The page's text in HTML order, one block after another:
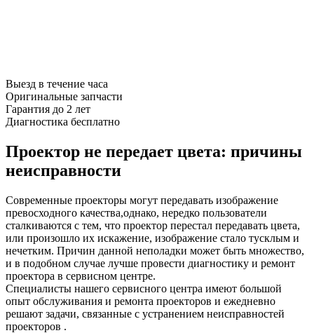
Выезд в течение часа
Оригинальные запчасти
Гарантия до 2 лет
Диагностика бесплатно
Проектор не передает цвета: причины
неисправности
Современные проекторы могут передавать изображение
превосходного качества,однако, нередко пользователи
сталкиваются с тем, что проектор перестал передавать цвета,
или произошло их искажение, изображение стало тусклым и
нечетким. Причин данной неполадки может быть множество,
и в подобном случае лучше провести диагностику и ремонт
проектора в сервисном центре.
Специалисты нашего сервисного центра имеют большой
опыт обслуживания и ремонта проекторов и ежедневно
решают задачи, связанные с устранением неисправностей
проекторов .